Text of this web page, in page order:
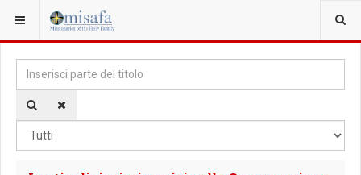
SEI QUI:
Inserisci parte del titolo